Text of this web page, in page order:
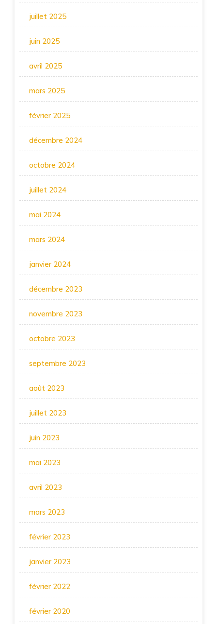
juillet 2025
juin 2025
avril 2025
mars 2025
février 2025
décembre 2024
octobre 2024
juillet 2024
mai 2024
mars 2024
janvier 2024
décembre 2023
novembre 2023
octobre 2023
septembre 2023
août 2023
juillet 2023
juin 2023
mai 2023
avril 2023
mars 2023
février 2023
janvier 2023
février 2022
février 2020